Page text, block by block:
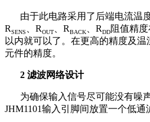
由于此电路采用了后端电流温
RSENS ROUT RBACK RDD阻值精度
以内就可以了。在更高的精度及
元件的精度。
2 滤波网络设计
为确保输入信号尽可能没有噪
JHM1101输入引脚间放置一个低通